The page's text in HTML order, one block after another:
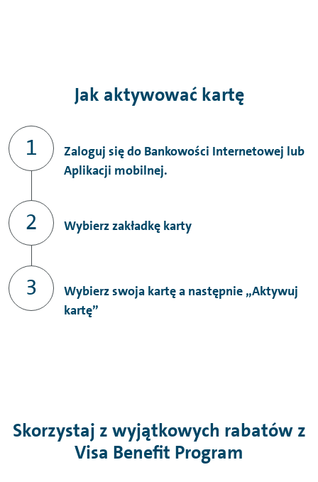
Jak aktywować kartę
Zaloguj się do Bankowości Internetowej lub
Aplikacji mobilnej.
Wybierz zakładkę karty
Wybierz swoja kartę a następnie „Aktywuj
kartę”
Skorzystaj z wyjątkowych rabatów z
Visa Benefit Program